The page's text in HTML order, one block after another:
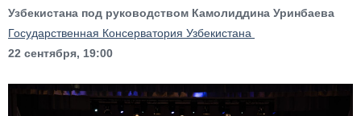
Узбекистана под руководством Камолиддина Уринбаева
Государственная Консерватория Узбекистана
22 сентября, 19:00